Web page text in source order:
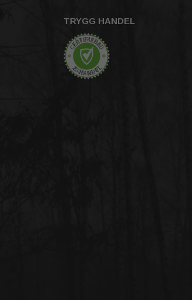
TRYGG HANDEL